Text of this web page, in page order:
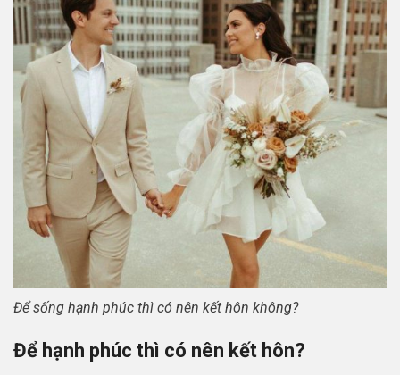
Để sống hạnh phúc thì có nên kết hôn không?
Để hạnh phúc thì có nên kết hôn?